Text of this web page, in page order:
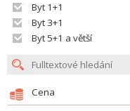
Byt 1+1
Byt 3+1
Byt 5+1 a větší
Cena